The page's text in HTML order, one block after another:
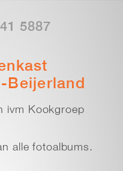
5887
Beijerland
ivm Kookgroep
alle fotoalbums.